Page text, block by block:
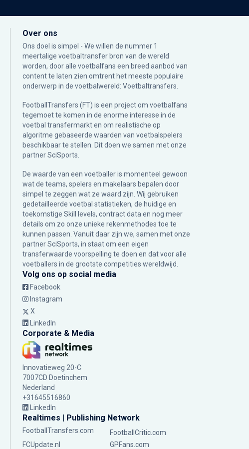
Over ons
Ons doel is simpel - We willen de nummer 1
meertalige voetbaltransfer bron van de wereld
worden, door alle voetbalfans een breed aanbod van
content te laten zien omtrent het meeste populaire
onderwerp in de voetbalwereld: Voetbaltransfers.
FootballTransfers (FT) is een project om voetbalfans
tegemoet te komen in de enorme interesse in de
voetbal transfermarkt en om realistische op
algoritme gebaseerde waarden van voetbalspelers
beschikbaar te stellen. Dit doen we samen met onze
partnerSciSports
De waarde van een voetballer is momenteel gewoon
wat de teams, spelers en makelaars bepalen door
simpel te zeggen wat ze waard zijn. Wij gebruiken
gedetailleerde voetbal statistieken, de huidige en
toekomstige Skill levels, contract data en nog meer
details om zo onze unieke rekenmethodes toe te
kunnen passen. Vanuit daar zijn we, samen met onze
partner SciSports, in staat om een eigen
transferwaarde voorspelling te doen en dat voor alle
voetballers in de grootste competities wereldwijd.
Volg ons op social media
Facebook
Instagram
X
LinkedIn
Corporate & Media
Innovatieweg 20-C
7007CD Doetinchem
Nederland
+31645516860
LinkedIn
Realtimes | Publishing Network
FootballTransfers.com
FootballCritic.com
FCUpdate.nl
GPFans.com